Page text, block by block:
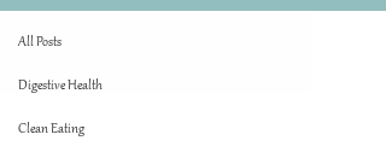
All Posts
Digestive Health
Clean Eating